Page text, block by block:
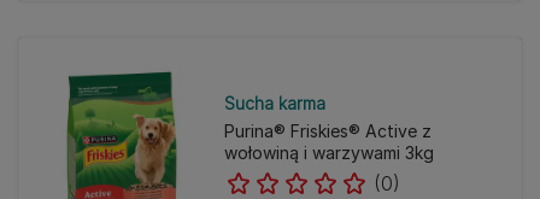
Sucha karma
Purina® Friskies® Active z
wołowiną i warzywami 3kg
(0)